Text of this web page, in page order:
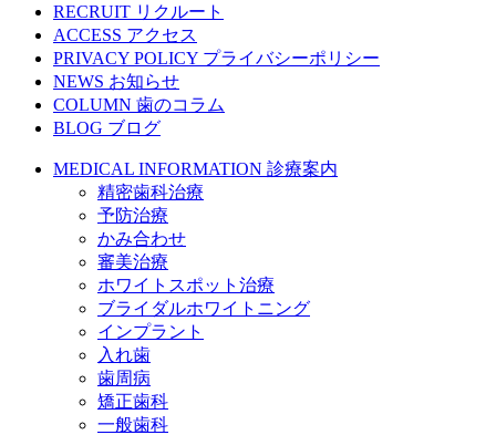
RECRUIT リクルート
ACCESS アクセス
PRIVACY POLICY プライバシーポリシー
NEWS お知らせ
COLUMN 歯のコラム
BLOG ブログ
MEDICAL INFORMATION 診療案内
精密歯科治療
予防治療
かみ合わせ
審美治療
ホワイトスポット治療
ブライダルホワイトニング
インプラント
入れ歯
歯周病
矯正歯科
一般歯科